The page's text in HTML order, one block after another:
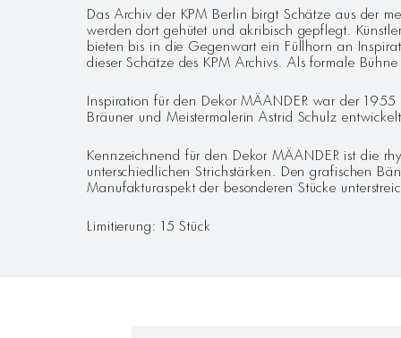
Das Archiv der KPM Berlin birgt Schätze aus der
werden dort gehütet und akribisch gepflegt.
bieten bis in die Gegenwart ein Füllhorn an
dieser Schätze des KPM Archivs. Als formale
Inspiration für den Dekor MÄANDER war der
Bräuner und Meistermalerin Astrid Schulz
Kennzeichnend für den Dekor MÄANDER ist die
unterschiedlichen Strichstärken. Den grafischen
Manufakturaspekt der besonderen Stücke
Limitierung: 15 Stück